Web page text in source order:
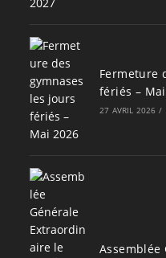
Fermeture
fériés –
27 AVRIL 2026 /